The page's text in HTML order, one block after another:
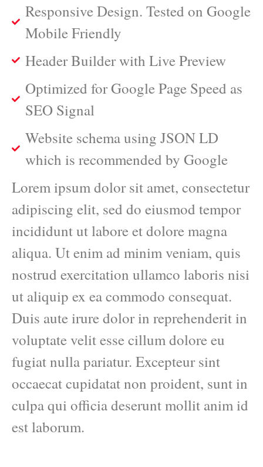
Responsive Design. Tested on Google
Mobile Friendly
Header Builder with Live Preview
Optimized for Google Page Speed as
SEO Signal
Website schema using JSON LD
which is recommended by Google
Lorem ipsum dolor sit amet, consectetur
adipiscing elit, sed do eiusmod tempor
incididunt ut labore et dolore magna
aliqua. Ut enim ad minim veniam, quis
nostrud exercitation ullamco laboris nisi
ut aliquip ex ea commodo consequat.
Duis aute irure dolor in reprehenderit in
voluptate velit esse cillum dolore eu
fugiat nulla pariatur. Excepteur sint
occaecat cupidatat non proident, sunt in
culpa qui officia deserunt mollit anim id
est laborum.